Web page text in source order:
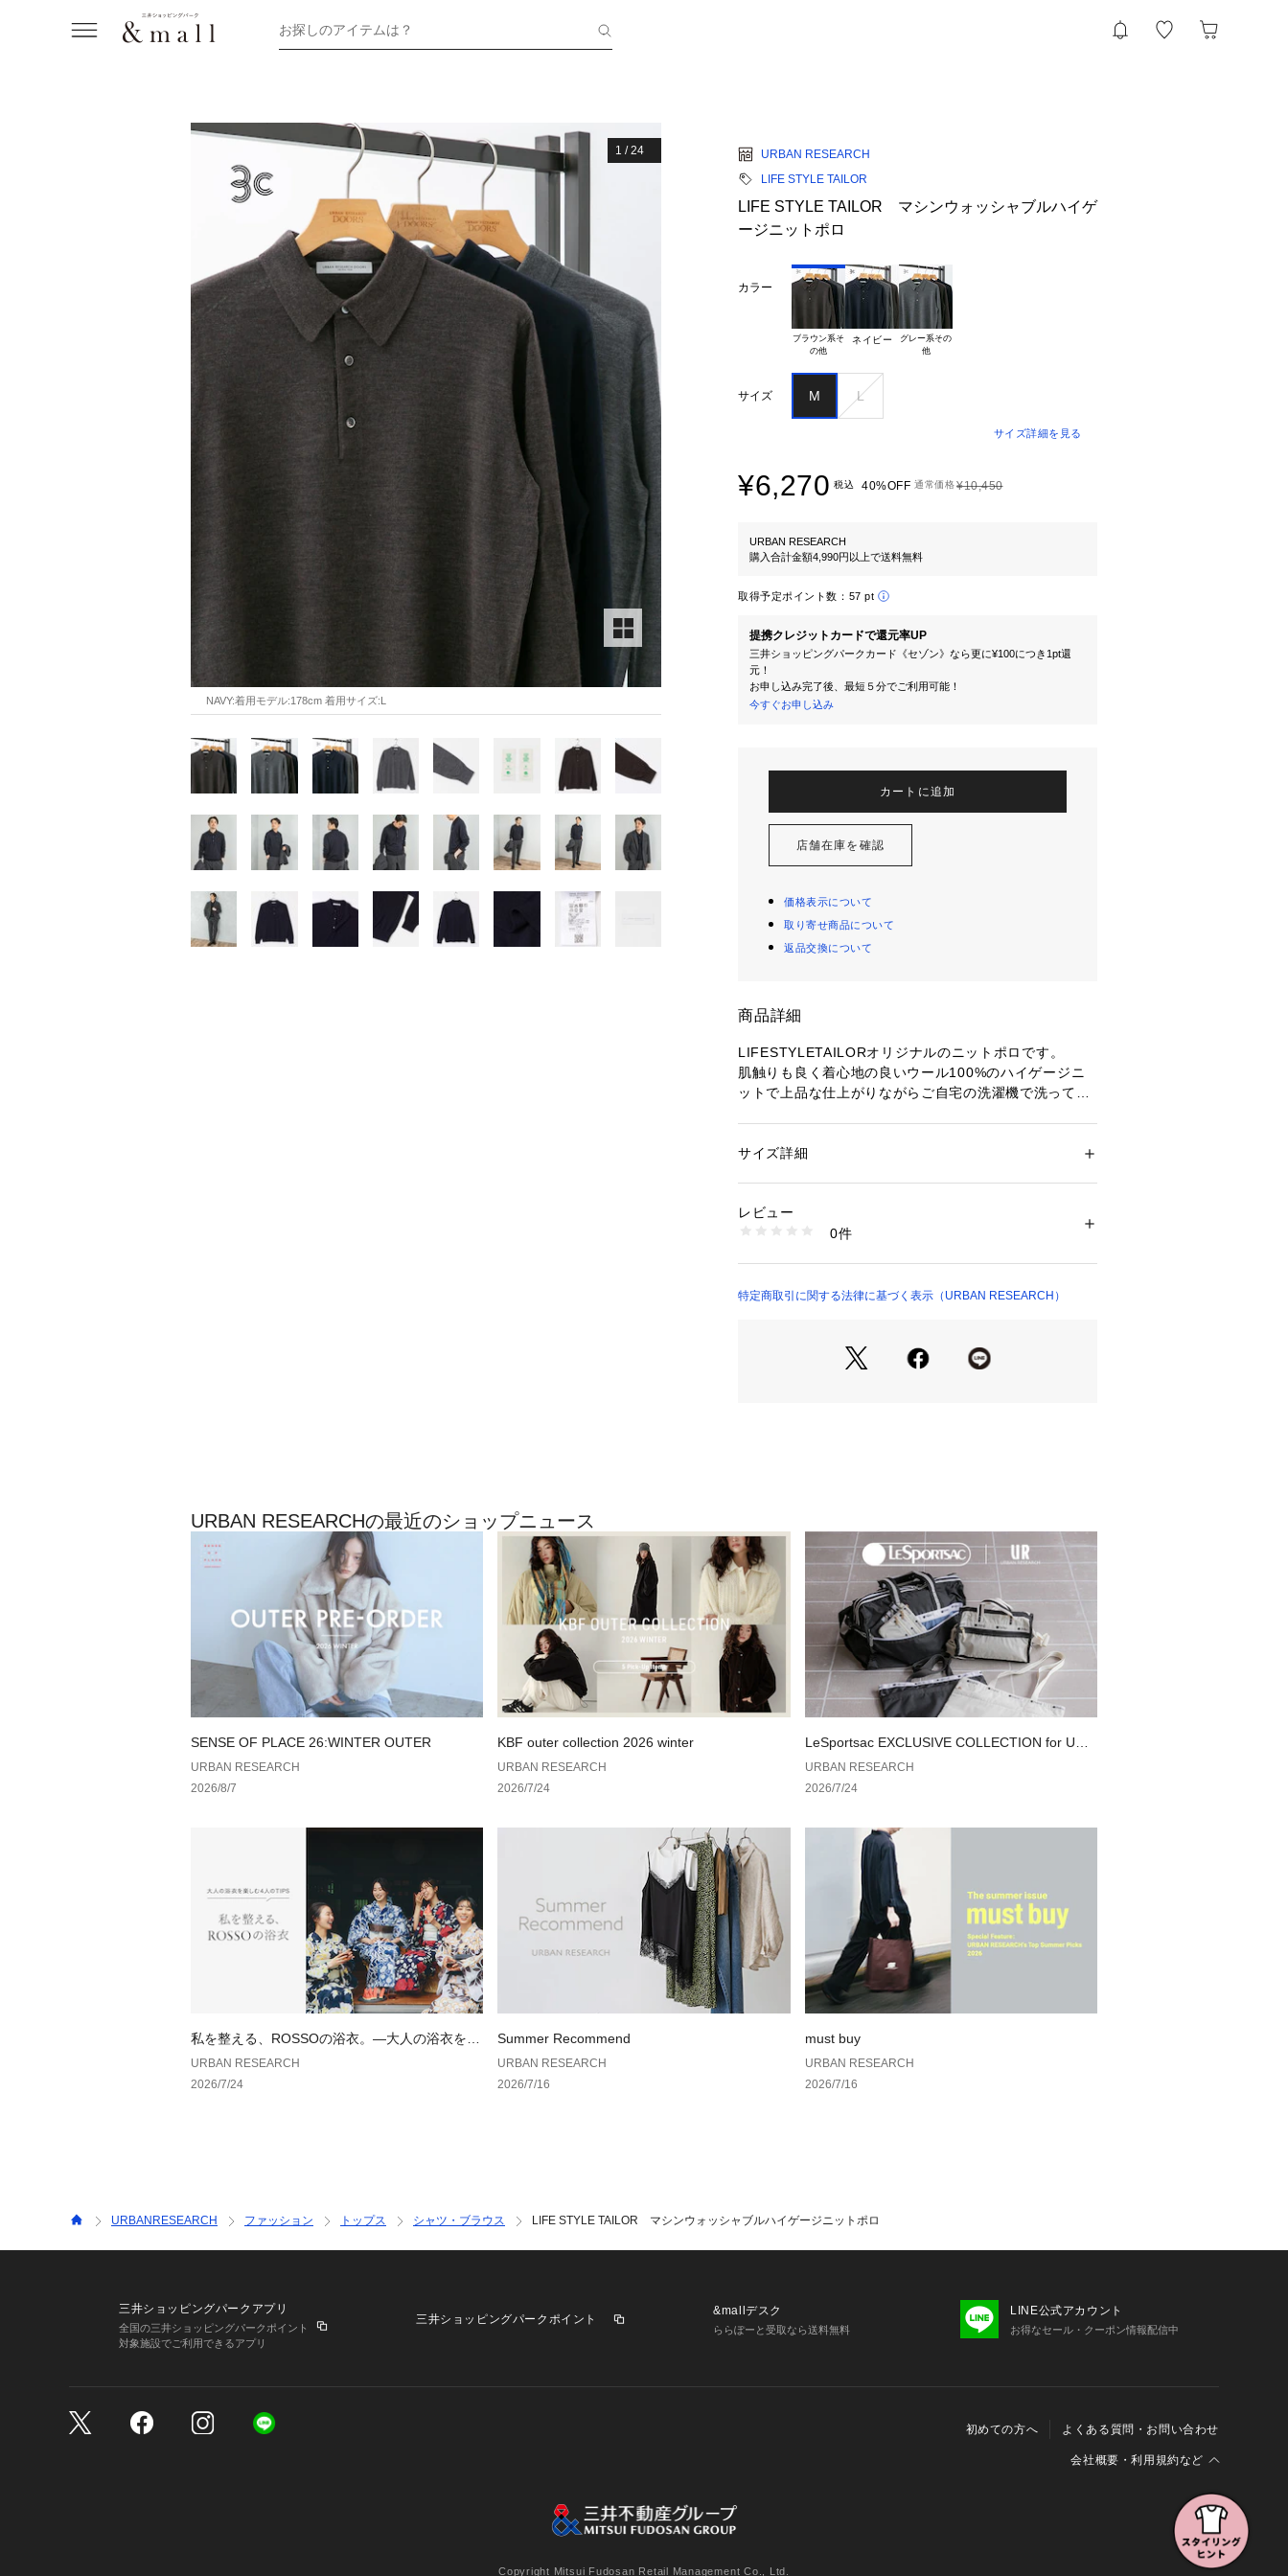
お探しのアイテムは？
1 /24
NAVY:着用モデル:178cm 着用サイズ:L
URBAN RESEARCH
LIFE STYLE TAILOR
LIFE STYLE TAILOR マシンウォッシャブルハイゲ
ージニットポロ
カラー
ブラウン系そ
ネイビー
グレー系その
他
サイズ M L
サイズ詳細を見る
¥6,270 税込 40%OFF 通常価格¥10,450
URBAN RESEARCH
購入合計金額4,990円以上で送料無料
取得予定ポイント数： 57 pt
提携クレジットカードで還元率UP
三井ショッピングパークカード《セゾン》なら更に¥100につき1pt還
元！
お申し込み完了後、最短５分でご利用可能！
今すぐお申し込み
カートに追加
店舗在庫を確認
価格表示について
取り寄せ商品について
返品交換について
商品詳細
LIFESTYLETAILORオリジナルのニットポロです。
肌触りも良く着心地の良いウール100%のハイゲージニ
ットで上品な仕上がりながらご自宅の洗濯機で洗ってい
もおすすめで、カジュアルな冬のジャケットやコートス
【国際認証素材】
新たなエッセンスとしてスタートしたドレスラインで
※商品画像は、光の当たり具合やパソコンなどの閲覧環
境により、実際の色味と異なって見える場合がございま
す。予めご了承ください。
※商品の色味の目安は、商品単体の画像をご参照くださ
い。
▼お気に入り登録のおすすめ▼
お気に入り登録商品は、マイページにて現在の価格情報
や在庫状況の確認が可能です。
お買い物リストの管理に是非ご利用下さい。
透け感 : なし
裏地 : なし
光沢 : なし
ポケット : なし
NAVY：178cm(L)
性別：メンズ
洗濯：-
※詳しい洗濯方法については、商品の品質表示タグをご覧くださ
商品番号：1650000130101 （モール）
サイズ詳細
レビュー
0件
特定商取引に関する法律に基づく表示（URBAN RESEARCH）
URBAN RESEARCHの最近のショップニュース
SENSE OF PLACE 26:WINTER OUTER
URBAN RESEARCH
2026/8/7
KBF outer collection 2026 winter
URBAN RESEARCH
2026/7/24
LeSportsac EXCLUSIVE COLLECTION for URB
AN RESEARCH
URBAN RESEARCH
2026/7/24
私を整える、ROSSOの浴衣。—大人の浴衣を楽
しむ、4人のTIPS—
URBAN RESEARCH
2026/7/24
Summer Recommend
URBAN RESEARCH
2026/7/16
must buy
URBAN RESEARCH
2026/7/16
URBANRESEARCH ファッション トップス シャツ・ブラウス LIFE STYLE TAILOR マシンウォッシャブルハイゲージニットポロ
三井ショッピングパークアプリ
全国の三井ショッピングパークポイント
対象施設でご利用できるアプリ
三井ショッピングパークポイント
&mallデスク
ららぽーと受取なら送料無料
LINE公式アカウント
お得なセール・クーポン情報配信中
初めての方へ よくある質問・お問い合わせ
会社概要・利用規約など
特定商取引に関する法律に基づく表示
個人情報保護方針 個人情報の取り扱いについて
Cookieおよびアクセスログについて
三井不動産グループ ソーシャルメディアガイドライン
Copyright Mitsui Fudosan Retail Management Co., Ltd.